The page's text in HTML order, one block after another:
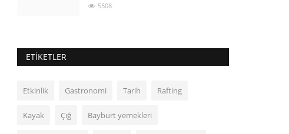
5508
ETIKETLER
Etkinlik Gastronomi Tarih Rafting
Kayak Çığ Bayburt yemekleri